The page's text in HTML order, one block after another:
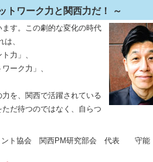
ワーク力と関西力だ！ ～
す。この劇的な変化の時代
、
力」、
ーク力」、
を、関西で活躍されている
だ待つのではなく、自らつ
メント協会 関西PM研究部会 代表 守